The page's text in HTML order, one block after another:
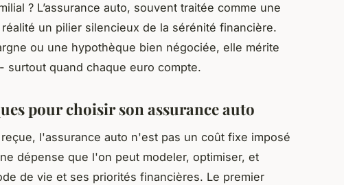
? L’assurance auto, souvent traitée comme une
un pilier silencieux de la sérénité financière.
ou une hypothèque bien négociée, elle mérite
surtout quand chaque euro compte.
pour choisir son assurance auto
l'assurance auto n'est pas un coût fixe imposé
dépense que l'on peut modeler, optimiser, et
de vie et ses priorités financières. Le premier